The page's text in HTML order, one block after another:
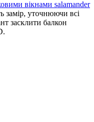
замір, уточнюючи всі
засклити балкон